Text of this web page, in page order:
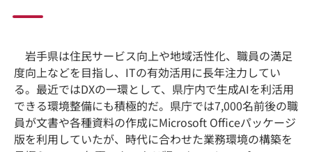
岩手県は住民サービス向上や地域活性化、職員の満足
度向上などを目指し、ITの有効活用に長年注力してい
る。最近ではDXの一環として、県庁内で生成AIを利活用
できる環境整備にも積極的だ。県庁では7,000名前後の職
員が文書や各種資料の作成にMicrosoft Officeパッケージ
版を利用していたが、時代に合わせた業務環境の構築を